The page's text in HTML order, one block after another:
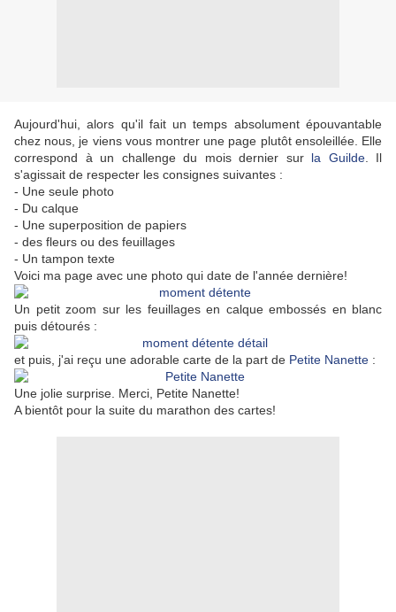
Aujourd'hui, alors qu'il fait un temps absolument épouvantable
chez nous, je viens vous montrer une page plutôt ensoleillée. Elle
correspond à un challenge du mois dernier sur la Guilde. Il
s'agissait de respecter les consignes suivantes :
- Une seule photo
- Du calque
- Une superposition de papiers
- des fleurs ou des feuillages
- Un tampon texte
Voici ma page avec une photo qui date de l'année dernière!
Un petit zoom sur les feuillages en calque embossés en blanc
puis détourés :
et puis, j'ai reçu une adorable carte de la part de Petite Nanette :
Une jolie surprise. Merci, Petite Nanette!
A bientôt pour la suite du marathon des cartes!